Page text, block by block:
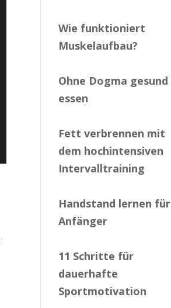
Wie funktioniert
Muskelaufbau?
Ohne Dogma gesund
essen
Fett verbrennen mit
dem hochintensiven
Intervalltraining
Handstand lernen für
Anfänger
11 Schritte für
dauerhafte
Sportmotivation